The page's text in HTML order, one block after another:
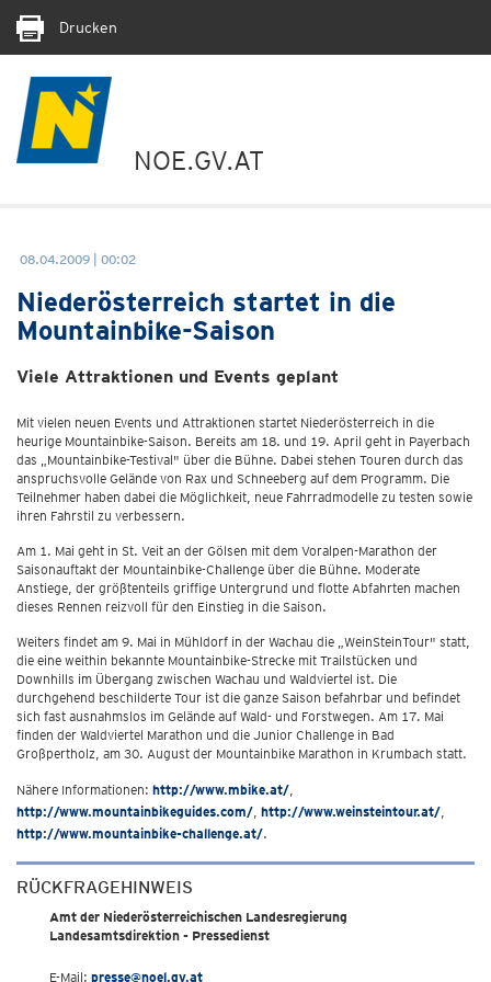
Drucken
NOE.GV.AT
08.04.2009 | 00:02
Niederösterreich startet in die
Mountainbike-Saison
Viele Attraktionen und Events geplant
Mit vielen neuen Events und Attraktionen startet Niederösterreich in die
heurige Mountainbike-Saison. Bereits am 18. und 19. April geht in Payerbach
das „Mountainbike-Testival" über die Bühne. Dabei stehen Touren durch das
anspruchsvolle Gelände von Rax und Schneeberg auf dem Programm. Die
Teilnehmer haben dabei die Möglichkeit, neue Fahrradmodelle zu testen sowie
ihren Fahrstil zu verbessern.
Am 1. Mai geht in St. Veit an der Gölsen mit dem Voralpen-Marathon der
Saisonauftakt der Mountainbike-Challenge über die Bühne. Moderate
Anstiege, der größtenteils griffige Untergrund und flotte Abfahrten machen
dieses Rennen reizvoll für den Einstieg in die Saison.
Weiters findet am 9. Mai in Mühldorf in der Wachau die „WeinSteinTour" statt,
die eine weithin bekannte Mountainbike-Strecke mit Trailstücken und
Downhills im Übergang zwischen Wachau und Waldviertel ist. Die
durchgehend beschilderte Tour ist die ganze Saison befahrbar und befindet
sich fast ausnahmslos im Gelände auf Wald- und Forstwegen. Am 17. Mai
finden der Waldviertel Marathon und die Junior Challenge in Bad
Großpertholz, am 30. August der Mountainbike Marathon in Krumbach statt.
Nähere Informationen: http://www.mbike.at/,
http://www.mountainbikeguides.com/, http://www.weinsteintour.at/,
http://www.mountainbike-challenge.at/.
RÜCKFRAGEHINWEIS
Amt der Niederösterreichischen Landesregierung
Landesamtsdirektion - Pressedienst
E-Mail: presse@noel.gv.at